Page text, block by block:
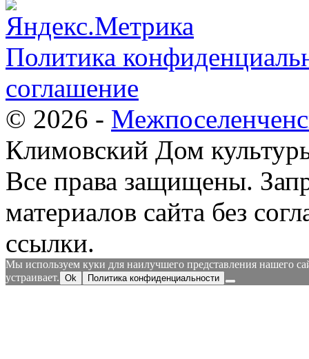
Политика
соглашение
© 2026 -
Климовский Дом
Все права защищены.
материалов сайта без
ссылки.
Мы используем куки для наилучшего представления нашего
устраивает. Ok Политика конфиденциальности